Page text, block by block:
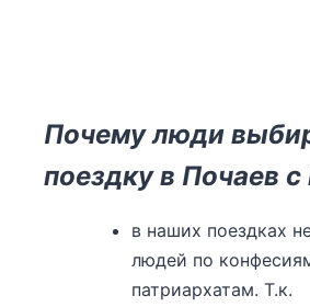
Почему люди
поездку в Почаев
в наших поездках
людей по
патриархатам. Т.к.